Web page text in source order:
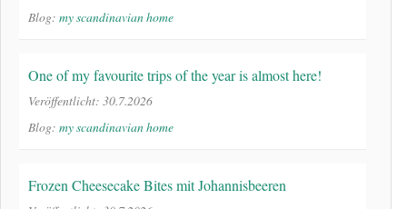
Blog: my scandinavian home
One of my favourite trips of the year is almost here!
Veröffentlicht: 30.7.2026
Blog: my scandinavian home
Frozen Cheesecake Bites mit Johannisbeeren